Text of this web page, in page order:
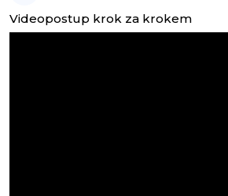
Videopostup krok za krokem